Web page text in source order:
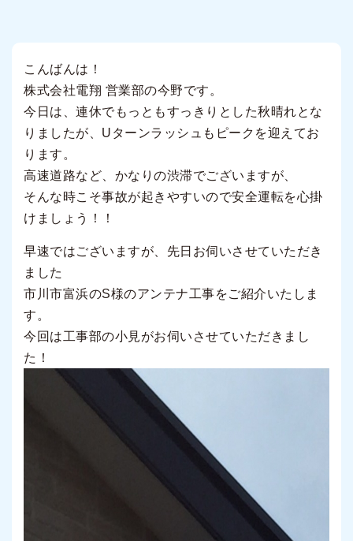
こんばんは！
株式会社電翔 営業部の今野です。
今日は、連休でもっともすっきりとした秋晴れとな
りましたが、Uターンラッシュもピークを迎えてお
ります。
高速道路など、かなりの渋滞でございますが、
そんな時こそ事故が起きやすいので安全運転を心掛
けましょう！！
早速ではございますが、先日お伺いさせていただき
ました
市川市富浜のS様のアンテナ工事をご紹介いたしま
す。
今回は工事部の小見がお伺いさせていただきまし
た！